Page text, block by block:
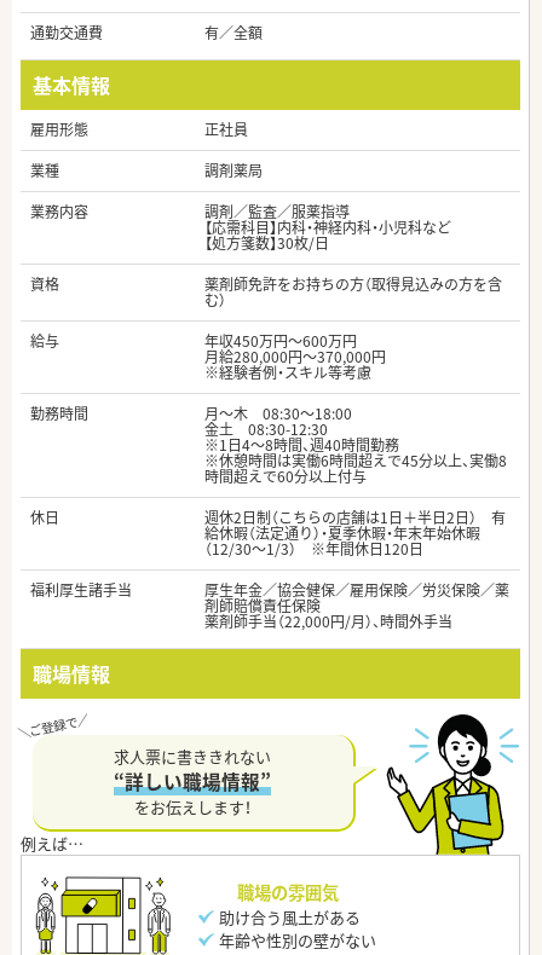
通勤交通費
有／全額
基本情報
雇用形態
正社員
業種
調剤薬局
業務内容
調剤／監査／服薬指導
【応需科目】内科・神経内科・小児科など
【処方箋数】30枚/日
資格
薬剤師免許をお持ちの方（取得見込みの方を含
む）
給与
年収450万円～600万円
月給280,000円～370,000円
※経験者例・スキル等考慮
勤務時間
月～木 08:30～18:00
金土 08:30-12:30
※1日4～8時間、週40時間勤務
※休憩時間は実働6時間超えで45分以上、実働8
時間超えで60分以上付与
休日
週休2日制（こちらの店舗は1日＋半日2日） 有
給休暇（法定通り）・夏季休暇・年末年始休暇
（12/30～1/3） ※年間休日120日
福利厚生諸手当
厚生年金／協会健保／雇用保険／労災保険／薬
剤師賠償責任保険
薬剤師手当（22,000円/月）、時間外手当
職場情報
求人票に書ききれない
“詳しい職場情報”
をお伝えします！
職場の雰囲気
助け合う風土がある
年齢や性別の壁がない